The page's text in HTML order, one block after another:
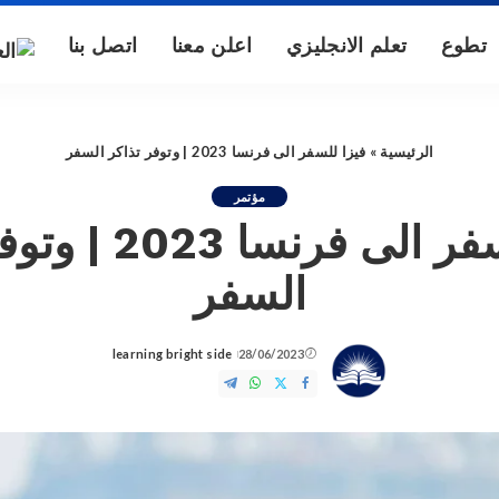
تطوع تعلم الانجليزي اعلن معنا اتصل بنا
الرئيسية » فيزا للسفر الى فرنسا 2023 | وتوفر تذاكر السفر
مؤتمر
فيزا للسفر
السفر
28/06/2023
Posted
by
learning bright side